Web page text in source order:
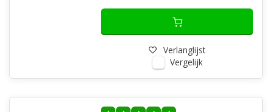
Verlanglijst
Vergelijk